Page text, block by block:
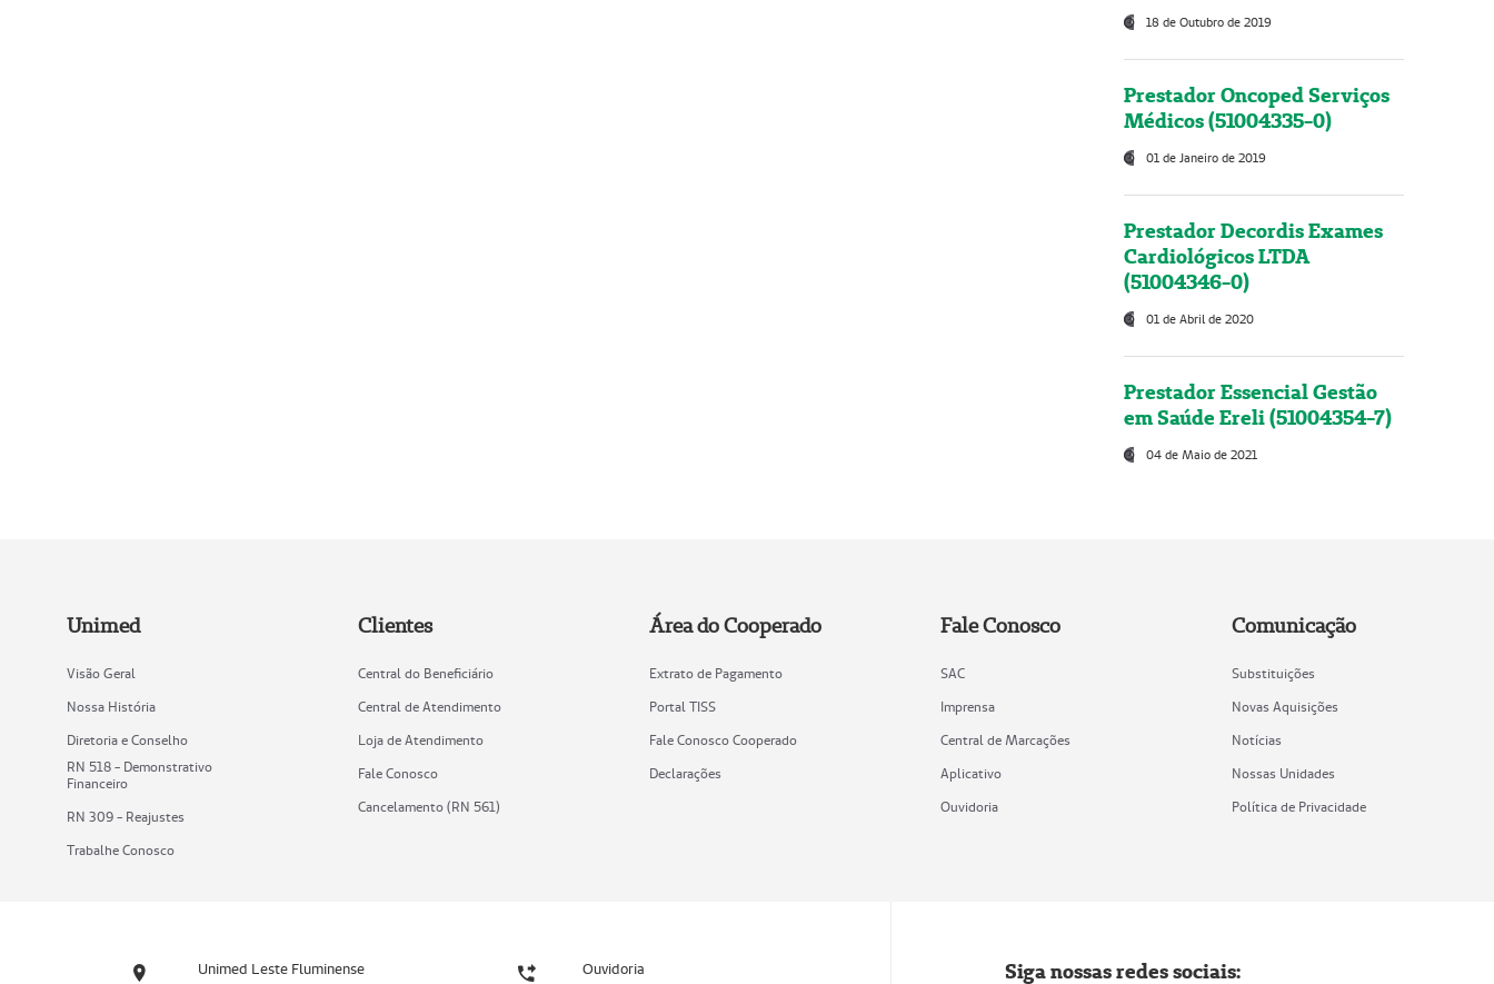
18 de Outubro de 2019
Prestador Oncoped Serviços
Médicos (51004335-0)
01 de Janeiro de 2019
Prestador Decordis Exames
Cardiológicos LTDA
(51004346-0)
01 de Abril de 2020
Prestador Essencial Gestão
em Saúde Ereli (51004354-7)
04 de Maio de 2021
Unimed
Visão Geral
Nossa História
Diretoria e Conselho
RN 518 - Demonstrativo
Financeiro
RN 309 - Reajustes
Trabalhe Conosco
Clientes
Central do Beneficiário
Central de Atendimento
Loja de Atendimento
Fale Conosco
Cancelamento (RN 561)
Área do Cooperado
Extrato de Pagamento
Portal TISS
Fale Conosco Cooperado
Declarações
Fale Conosco
SAC
Imprensa
Central de Marcações
Aplicativo
Ouvidoria
Comunicação
Substituições
Novas Aquisições
Notícias
Nossas Unidades
Política de Privacidade
Unimed Leste Fluminense Ouvidoria Siga nossas redes sociais: